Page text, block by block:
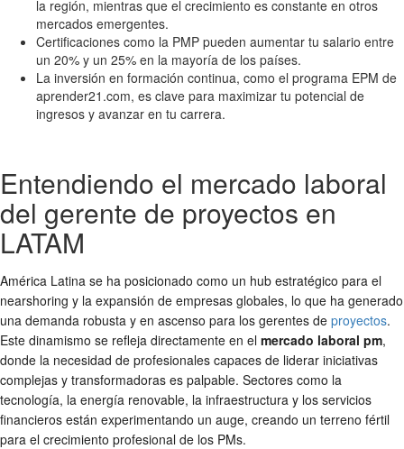
la región, mientras que el crecimiento es constante en otros
mercados emergentes.
Certificaciones como la PMP pueden aumentar tu salario entre
un 20% y un 25% en la mayoría de los países.
La inversión en formación continua, como el programa EPM de
aprender21.com, es clave para maximizar tu potencial de
ingresos y avanzar en tu carrera.
Entendiendo el mercado laboral
del gerente de proyectos en
LATAM
América Latina se ha posicionado como un hub estratégico para el
nearshoring y la expansión de empresas globales, lo que ha generado
una demanda robusta y en ascenso para los gerentes de proyectos.
Este dinamismo se refleja directamente en el mercado laboral pm,
donde la necesidad de profesionales capaces de liderar iniciativas
complejas y transformadoras es palpable. Sectores como la
tecnología, la energía renovable, la infraestructura y los servicios
financieros están experimentando un auge, creando un terreno fértil
para el crecimiento profesional de los PMs.